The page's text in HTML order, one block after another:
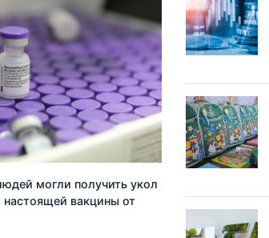
могли получить укол
настоящей вакцины от